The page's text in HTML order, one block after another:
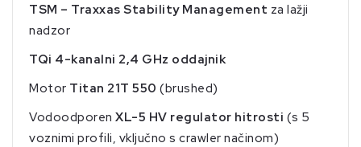
TSM – Traxxas Stability Management za lažji
nadzor
TQi 4-kanalni 2,4 GHz oddajnik
Motor Titan 21T 550 (brushed)
Vodoodporen XL-5 HV regulator hitrosti (s 5
voznimi profili, vključno s crawler načinom)